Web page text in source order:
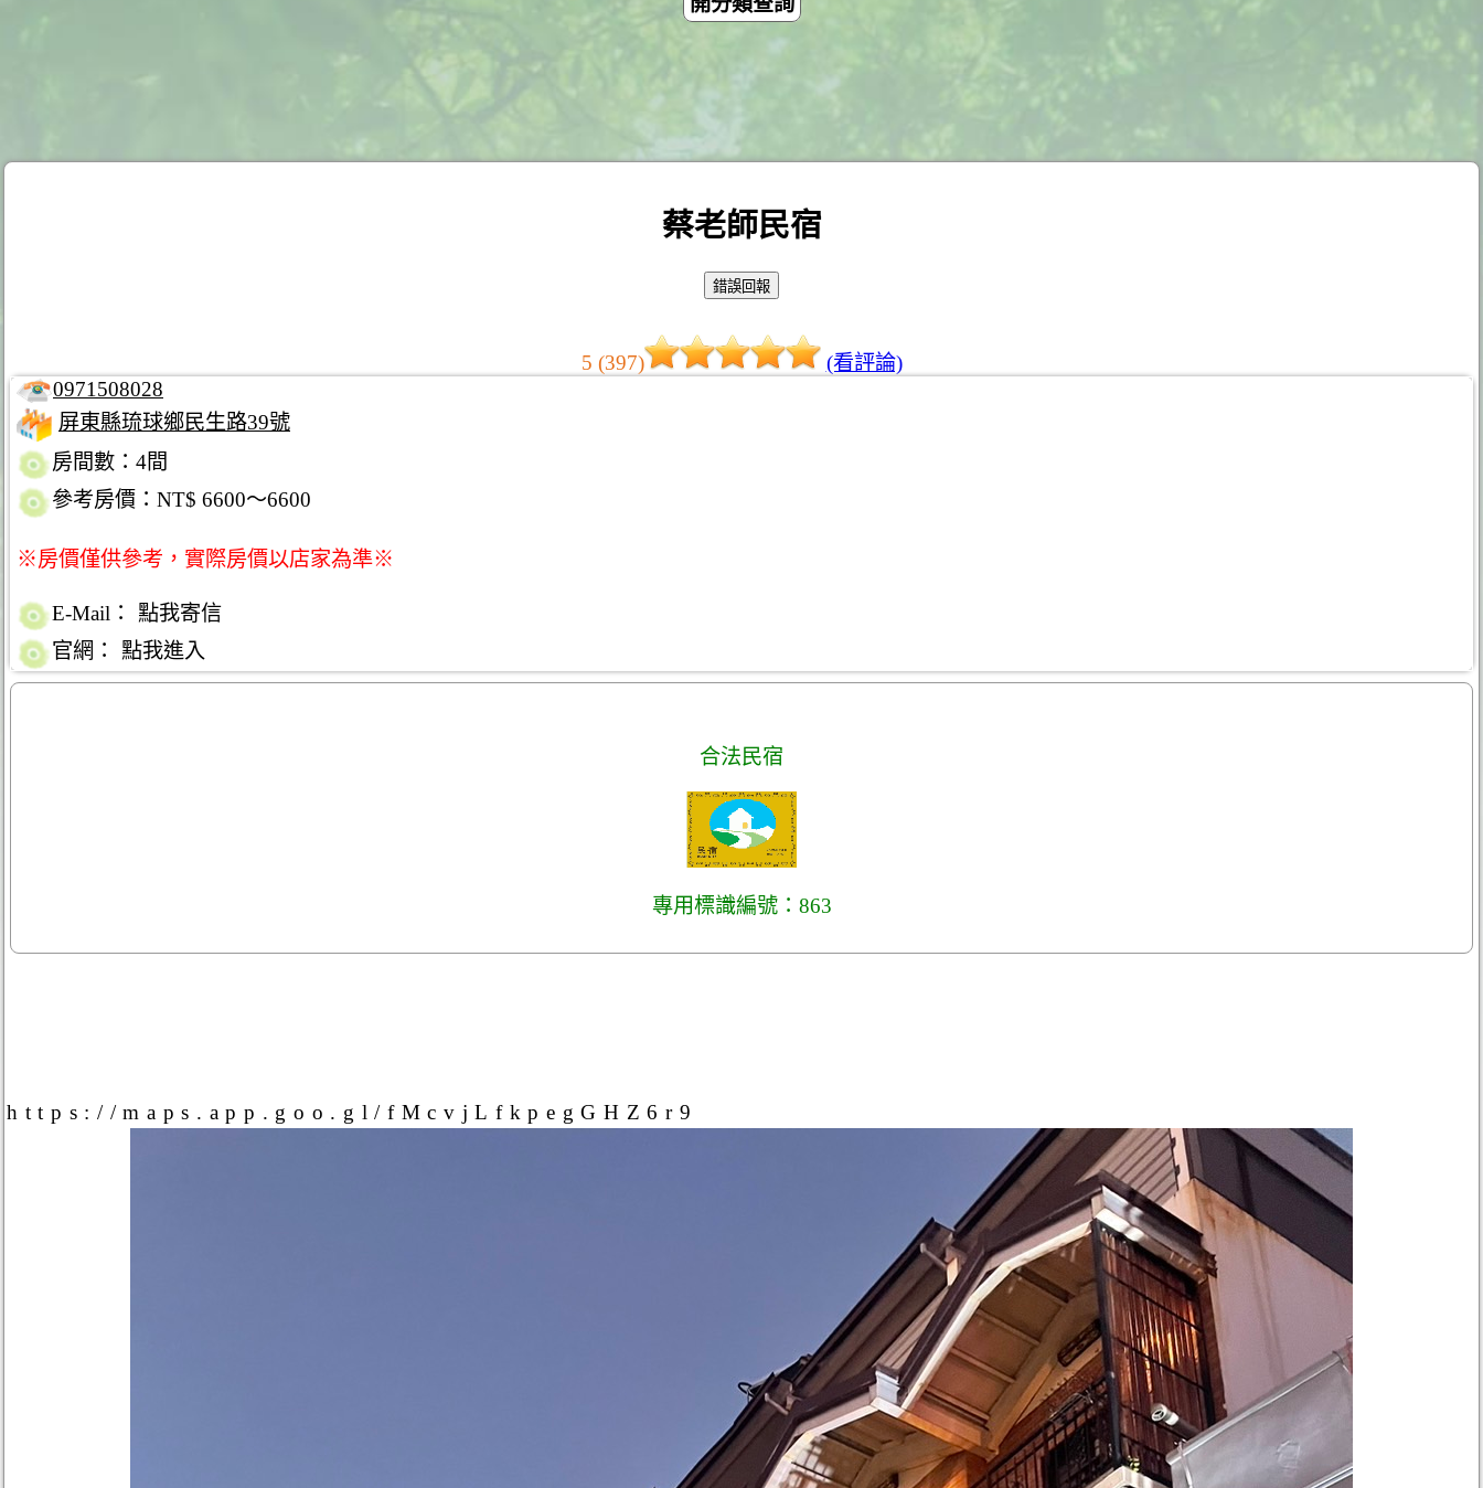
蔡老師民宿
5 (397)
(看評論)
0971508028
屏東縣琉球鄉民生路39號
房間數：4間
參考房價：NT$ 6600～6600
※房價僅供參考，實際房價以店家為準※
E-Mail：
點我寄信
官網：
點我進入
合法民宿
專用標識編號：863
https://maps.app.goo.gl/fMcvjLfkpegGHZ6r9